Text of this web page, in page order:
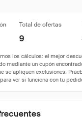
Total de ofertas
9